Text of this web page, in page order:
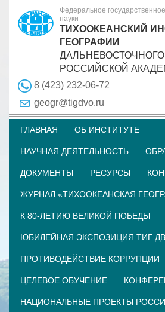
Федеральное
науки
ТИХООКЕАНСКИЙ
ГЕОГРАФИИ
РОССИЙСКОЙ
8 (423) 232-06-72
geogr@tigdvo.ru
ГЛАВНАЯ ОБ ИНСТИТУТЕ
НАУЧНАЯ ДЕЯТЕЛЬНОСТЬ
ДОКУМЕНТЫ РЕСУРСЫ
ЖУРНАЛ «ТИХООКЕАНСКАЯ
К 80-ЛЕТИЮ ВЕЛИКОЙ ПОБЕДЫ
ЮБИЛЕЙНАЯ ЭКСПОЗИЦИЯ ТИГ
ПРОТИВОДЕЙСТВИЕ КОРРУПЦИИ
ЦЕЛЕВОЕ ОБУЧЕНИЕ
НАЦИОНАЛЬНЫЕ ПРОЕКТЫ